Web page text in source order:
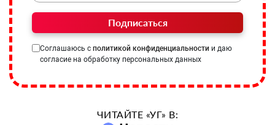
Подписаться
Соглашаюсь с политикой конфиденциальности и даю
согласие на обработку персональных данных
ЧИТАЙТЕ «УГ» В: